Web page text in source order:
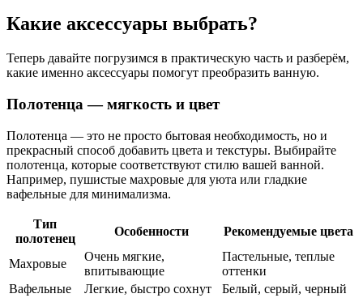
Какие аксессуары выбрать?
Теперь давайте погрузимся в практическую часть и разберём,
какие именно аксессуары помогут преобразить ванную.
Полотенца — мягкость и цвет
Полотенца — это не просто бытовая необходимость, но и
прекрасный способ добавить цвета и текстуры. Выбирайте
полотенца, которые соответствуют стилю вашей ванной.
Например, пушистые махровые для уюта или гладкие
вафельные для минимализма.
Тип
полотенец
Особенности Рекомендуемые цвета
Махровые
Очень мягкие,
впитывающие
Пастельные, теплые
оттенки
Вафельные
Легкие, быстро сохнут
Белый, серый, черный